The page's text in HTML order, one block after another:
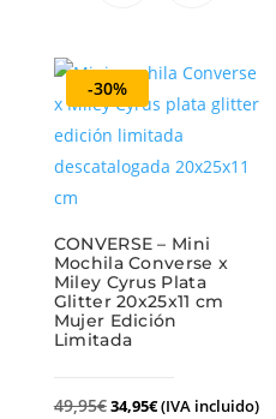
-30%
CONVERSE – Mini
Mochila Converse x
Miley Cyrus Plata
Glitter 20x25x11 cm
Mujer Edición
Limitada
49,95€34,95€(IVA incluido)